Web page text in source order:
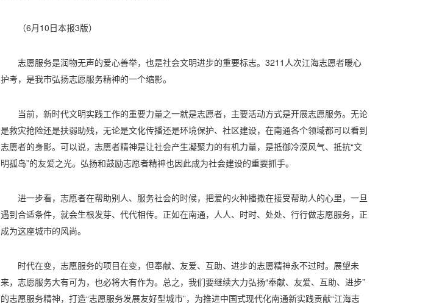
（6月10日本报3版）
志愿服务是润物无声的爱心善举，也是社会文明进步的重要标志。3211人次江海志愿者暖心
护考，是我市弘扬志愿服务精神的一个缩影。
当前，新时代文明实践工作的重要力量之一就是志愿者，主要活动方式是开展志愿服务。无论
是救灾抢险还是扶弱助残，无论是文化传播还是环境保护、社区建设，在南通各个领域都可以看到
志愿者的身影。可以说，志愿者精神是让社会产生凝聚力的有机力量，是抵御冷漠风气、抵抗“文
明孤岛”的友爱之光。弘扬和鼓励志愿者精神也因此成为社会建设的重要抓手。
进一步看，志愿者在帮助别人、服务社会的时候，把爱的火种播撒在接受帮助人的心里，一旦
遇到合适条件，就会生根发芽、代代相传。正如在南通，人人、时时、处处、行行做志愿服务，正
成为这座城市的风尚。
时代在变，志愿服务的项目在变，但奉献、友爱、互助、进步的志愿精神永不过时。展望未
来，志愿服务大有可为，也必将大有作为。总之，我们要继续大力弘扬“奉献、友爱、互助、进步”
的志愿服务精神，打造“志愿服务发展友好型城市”，为推进中国式现代化南通新实践贡献“江海志